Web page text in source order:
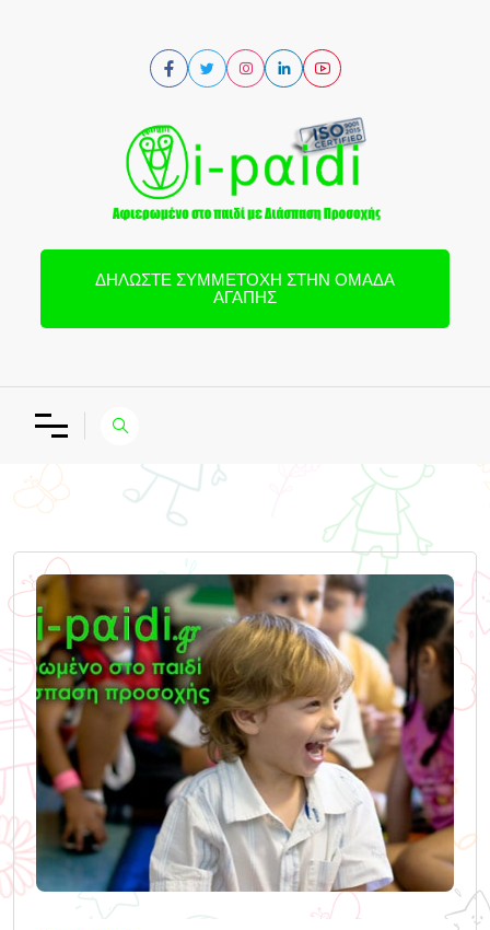
ΔΗΛΏΣΤΕ ΣΥΜΜΕΤΟΧΉ ΣΤΗΝ ΟΜΆΔΑ
ΑΓΆΠΗΣ